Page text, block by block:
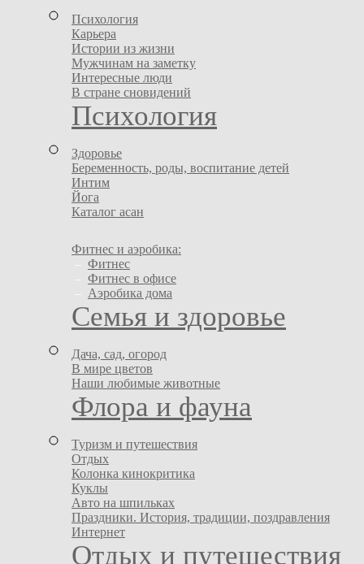
Психология
Карьера
Истории из жизни
Мужчинам на заметку
Интересные люди
В стране сновидений
Психология
Здоровье
Беременность, роды, воспитание детей
Интим
Йога
Каталог асан
Фитнес и аэробика:
Фитнес
Фитнес в офисе
Аэробика дома
Семья и здоровье
Дача, сад, огород
В мире цветов
Наши любимые животные
Флора и фауна
Туризм и путешествия
Отдых
Колонка кинокритика
Куклы
Авто на шпильках
Праздники. История, традиции, поздравления
Интернет
Отдых и путешествия